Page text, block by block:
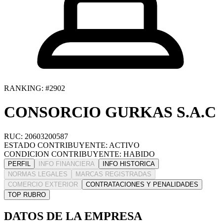
RANKING: #2902
CONSORCIO GURKAS S.A.C
RUC: 20603200587
ESTADO CONTRIBUYENTE: ACTIVO
CONDICION CONTRIBUYENTE: HABIDO
PERFIL INFO FINANCIERA
INFO HISTORICA
NORMAS LEGALES
MARCAS REGISTRADAS
COMERCIO EXTERIOR
CONTRATACIONES Y PENALIDADES
TOP RUBRO
DATOS DE LA EMPRESA